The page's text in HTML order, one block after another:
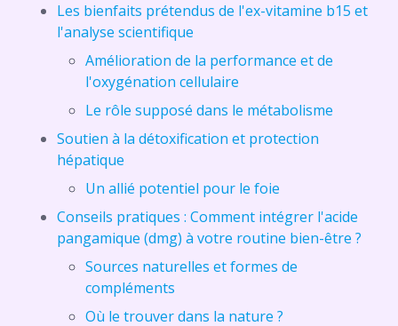
Les bienfaits prétendus de l'ex-vitamine b15 et
l'analyse scientifique
Amélioration de la performance et de
l'oxygénation cellulaire
Le rôle supposé dans le métabolisme
Soutien à la détoxification et protection
hépatique
Un allié potentiel pour le foie
Conseils pratiques : Comment intégrer l'acide
pangamique (dmg) à votre routine bien-être ?
Sources naturelles et formes de
compléments
Où le trouver dans la nature ?